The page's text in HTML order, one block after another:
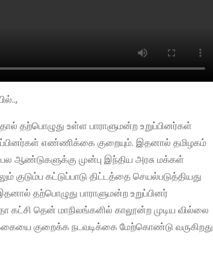
உள்ள பாராளுமன்ற உறுப்பினர்கள்
எண்ணிக்கை குறையும். இதனால் தமிழகம்
ஆண்டுகளுக்கு முன்பு இந்திய அரசு மக்கள்
கட்டுப்பாடு திட்டத்தை செயல்படுத்தியது
தற்பொழுது பாராளுமன்ற உறுப்பினர்
கட்சி தென் மாநிலங்களில் காலூன்ற முடிய வில்லை
குறைக்க நடவடிக்கை மேற்கொண்டு வருகிறது